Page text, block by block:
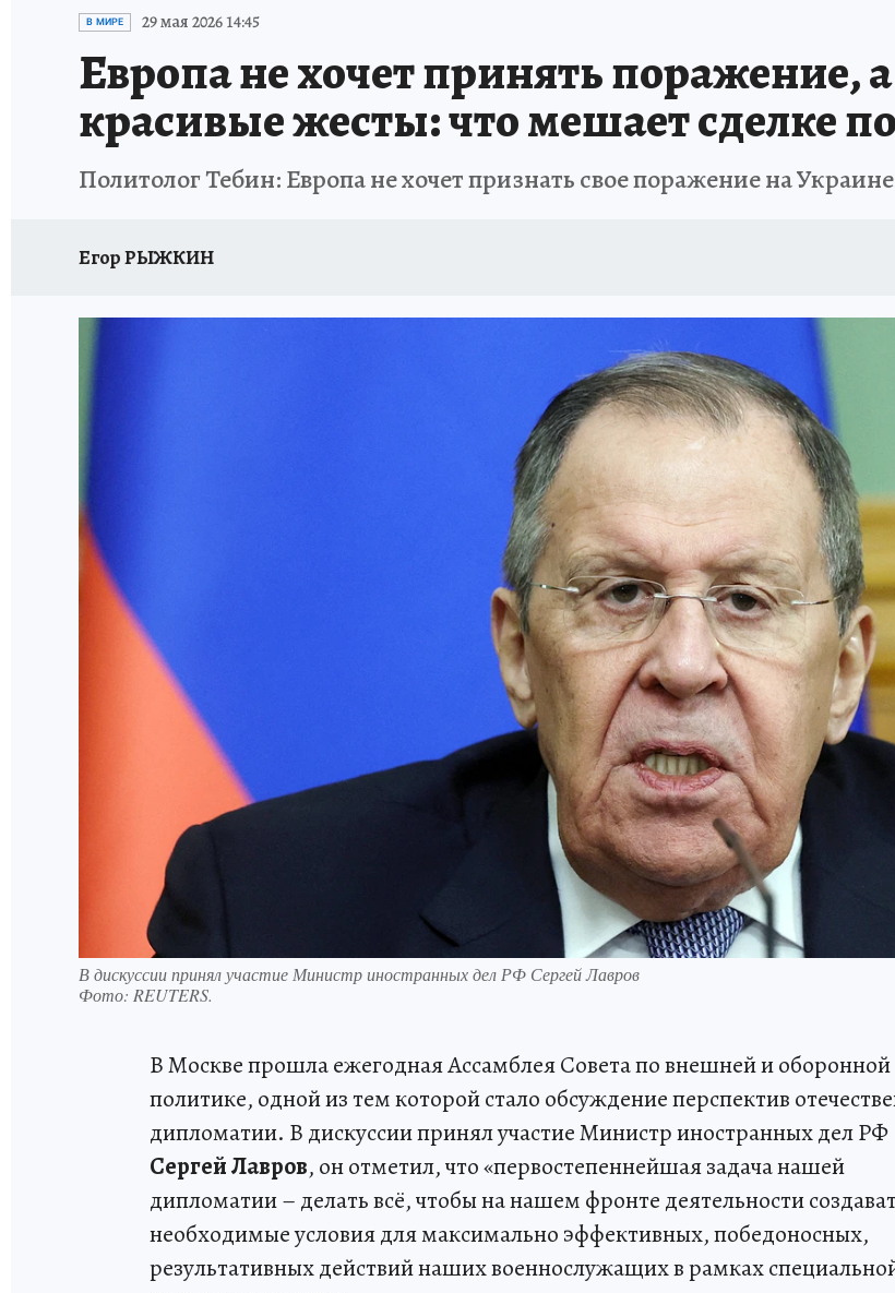
ИСПЫТАНО НА СЕБЕ
В МИРЕ 29 мая 2026 14:45
Европа не хочет принять
красивые жесты: что мешает сделке
Политолог Тебин: Европа не хочет признать свое поражение на Украине
Егор РЫЖКИН
В дискуссии принял участие Министр иностранных дел РФ Сергей Лавров
Фото: REUTERS.
В Москве прошла ежегодная Ассамблея Совета по внешней и оборонной
политике, одной из тем которой стало обсуждение перспектив
дипломатии. В дискуссии принял участие Министр иностранных дел РФ
Сергей Лавров, он отметил, что «первостепеннейшая задача нашей
дипломатии – делать всё, чтобы на нашем фронте деятельности
необходимые условия для максимально эффективных, победоносных,
результативных действий наших военнослужащих в рамках